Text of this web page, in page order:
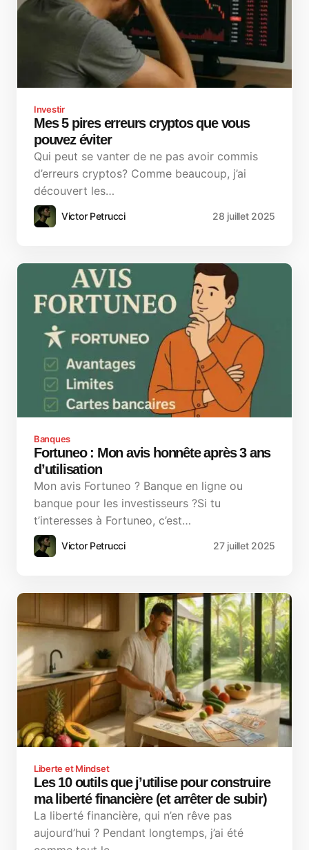
Investir
Mes 5 pires erreurs cryptos que vous
pouvez éviter
Qui peut se vanter de ne pas avoir commis
d’erreurs cryptos? Comme beaucoup, j’ai
découvert les…
Victor Petrucci 28 juillet 2025
Banques
Fortuneo : Mon avis honnête après 3 ans
d’utilisation
Mon avis Fortuneo ? Banque en ligne ou
banque pour les investisseurs ?Si tu
t’interesses à Fortuneo, c’est…
Victor Petrucci 27 juillet 2025
Liberte et Mindset
Les 10 outils que j’utilise pour construire
ma liberté financière (et arrêter de subir)
La liberté financière, qui n’en rêve pas
aujourd’hui ? Pendant longtemps, j’ai été